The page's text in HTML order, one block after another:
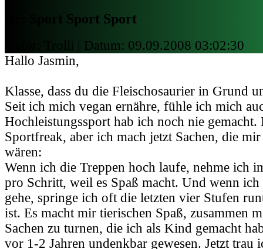
Re: Sport Sport Sport
Autor: Trolli | Datum: 09.09.2008 03:02:30
Hallo Jasmin,
Klasse, dass du die Fleischosaurier in Grund
Seit ich mich vegan ernähre, fühle ich mich
Hochleistungssport hab ich noch nie
Sportfreak, aber ich mach jetzt Sachen, die
wären:
Wenn ich die Treppen hoch laufe, nehme ich
pro Schritt, weil es Spaß macht. Und wenn ich
gehe, springe ich oft die letzten vier Stufen
ist. Es macht mir tierischen Spaß, zusammen
Sachen zu turnen, die ich als Kind gemacht
vor 1-2 Jahren undenkbar gewesen. Jetzt trau